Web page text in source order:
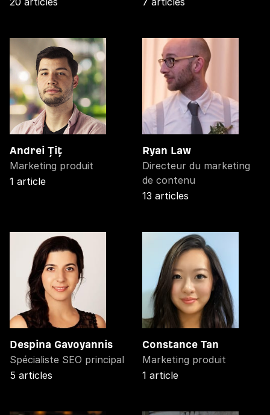
Andrei Țiț
Marketing produit
1 article
Ryan Law
Directeur du marketing
de contenu
13 articles
Despina Gavoyannis
Spécialiste SEO principal
5 articles
Constance Tan
Marketing produit
1 article